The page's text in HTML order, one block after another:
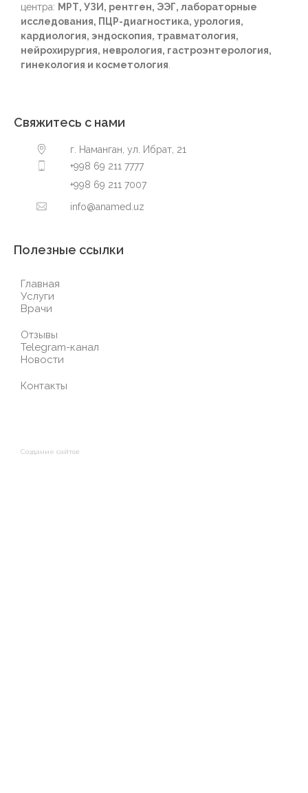
центра: МРТ, УЗИ, рентген, ЭЭГ, лабораторные
исследования, ПЦР-диагностика, урология,
кардиология, эндоскопия, травматология,
нейрохирургия, неврология, гастроэнтерология,
гинекология и косметология
Свяжитесь с нами
г. Наманган, ул. Ибрат, 21
+998 69 211 7777
+998 69 211 7007
info@anamed.uz
Полезные ссылки
Главная
Услуги
Врачи
Отзывы
Telegram-канал
Новости
Контакты
Создание сайтов